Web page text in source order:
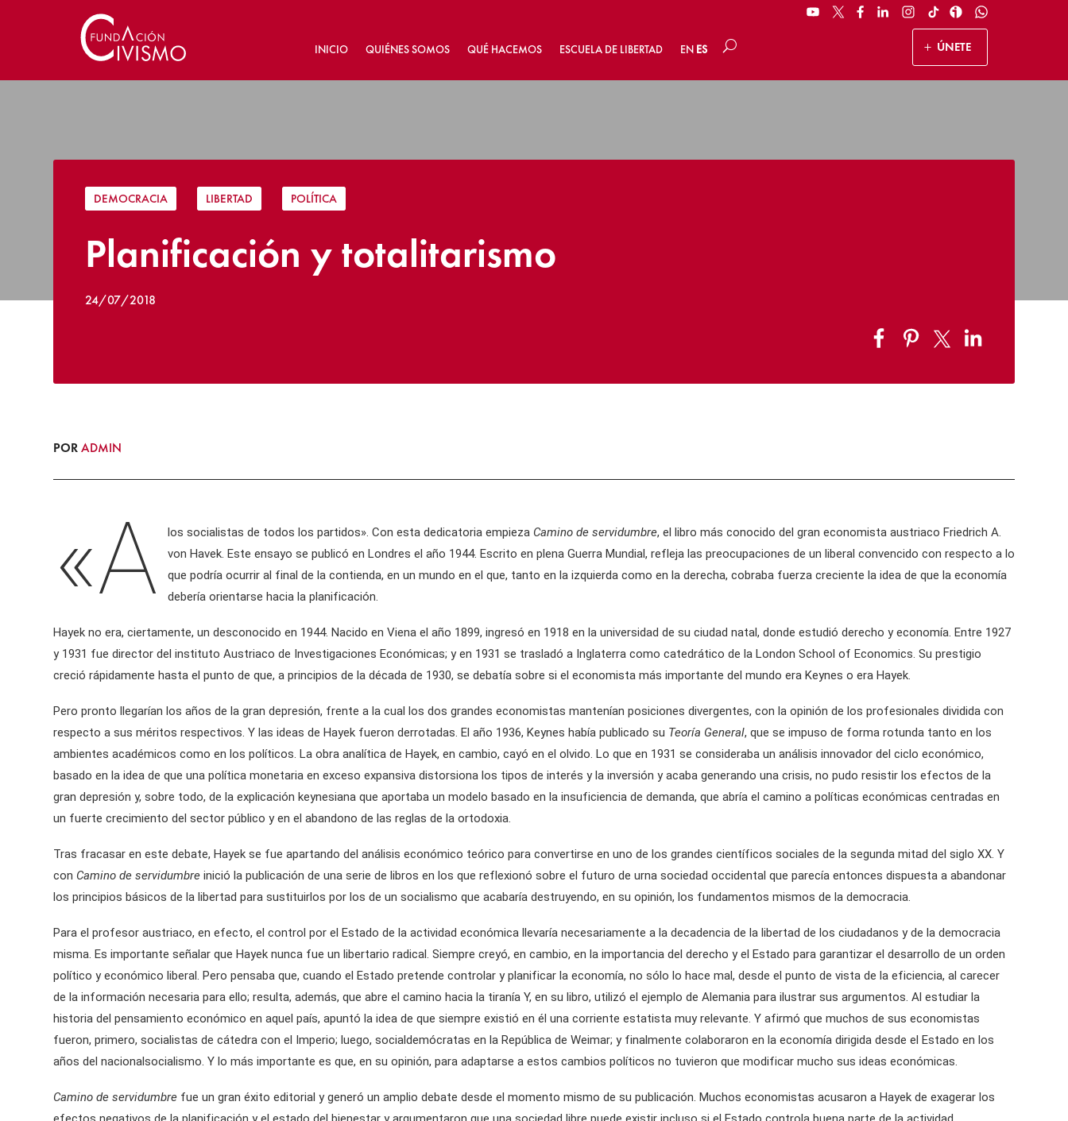
INICIO QUIÉNES SOMOS QUÉ HACEMOS ESCUELA DE LIBERTAD EN ES ÚNETE
DEMOCRACIA LIBERTAD POLÍTICA
Planificación y totalitarismo
24/07/2018
PORADMIN
«A los socialistas de todos los partidos». Con esta dedicatoria empieza Camino de servidumbre, el libro más conocido del gran economista austriaco Friedrich A.
von Havek. Este ensayo se publicó en Londres el año 1944. Escrito en plena Guerra Mundial, refleja las preocupaciones de un liberal convencido con respecto a lo
que podría ocurrir al final de la contienda, en un mundo en el que, tanto en la izquierda como en la derecha, cobraba fuerza creciente la idea de que la economía
debería orientarse hacia la planificación.
Hayek no era, ciertamente, un desconocido en 1944. Nacido en Viena el año 1899, ingresó en 1918 en la universidad de su ciudad natal, donde estudió derecho y economía. Entre 1927
y 1931 fue director del instituto Austriaco de Investigaciones Económicas; y en 1931 se trasladó a Inglaterra como catedrático de la London School of Economics. Su prestigio
creció rápidamente hasta el punto de que, a principios de la década de 1930, se debatía sobre si el economista más importante del mundo era Keynes o era Hayek.
Pero pronto llegarían los años de la gran depresión, frente a la cual los dos grandes economistas mantenían posiciones divergentes, con la opinión de los profesionales dividida con
respecto a sus méritos respectivos. Y las ideas de Hayek fueron derrotadas. El año 1936, Keynes había publicado su Teoría General, que se impuso de forma rotunda tanto en los
ambientes académicos como en los políticos. La obra analítica de Hayek, en cambio, cayó en el olvido. Lo que en 1931 se consideraba un análisis innovador del ciclo económico,
basado en la idea de que una política monetaria en exceso expansiva distorsiona los tipos de interés y la inversión y acaba generando una crisis, no pudo resistir los efectos de la
gran depresión y, sobre todo, de la explicación keynesiana que aportaba un modelo basado en la insuficiencia de demanda, que abría el camino a políticas económicas centradas en
un fuerte crecimiento del sector público y en el abandono de las reglas de la ortodoxia.
Tras fracasar en este debate, Hayek se fue apartando del análisis económico teórico para convertirse en uno de los grandes científicos sociales de la segunda mitad del siglo XX. Y
con Camino de servidumbre inició la publicación de una serie de libros en los que reflexionó sobre el futuro de urna sociedad occidental que parecía entonces dispuesta a abandonar
los principios básicos de la libertad para sustituirlos por los de un socialismo que acabaría destruyendo, en su opinión, los fundamentos mismos de la democracia.
Para el profesor austriaco, en efecto, el control por el Estado de la actividad económica llevaría necesariamente a la decadencia de la libertad de los ciudadanos y de la democracia
misma. Es importante señalar que Hayek nunca fue un libertario radical. Siempre creyó, en cambio, en la importancia del derecho y el Estado para garantizar el desarrollo de un orden
político y económico liberal. Pero pensaba que, cuando el Estado pretende controlar y planificar la economía, no sólo lo hace mal, desde el punto de vista de la eficiencia, al carecer
de la información necesaria para ello; resulta, además, que abre el camino hacia la tiranía Y, en su libro, utilizó el ejemplo de Alemania para ilustrar sus argumentos. Al estudiar la
historia del pensamiento económico en aquel país, apuntó la idea de que siempre existió en él una corriente estatista muy relevante. Y afirmó que muchos de sus economistas
fueron, primero, socialistas de cátedra con el Imperio; luego, socialdemócratas en la República de Weimar; y finalmente colaboraron en la economía dirigida desde el Estado en los
años del nacionalsocialismo. Y lo más importante es que, en su opinión, para adaptarse a estos cambios políticos no tuvieron que modificar mucho sus ideas económicas.
Camino de servidumbre fue un gran éxito editorial y generó un amplio debate desde el momento mismo de su publicación. Muchos economistas acusaron a Hayek de exagerar los